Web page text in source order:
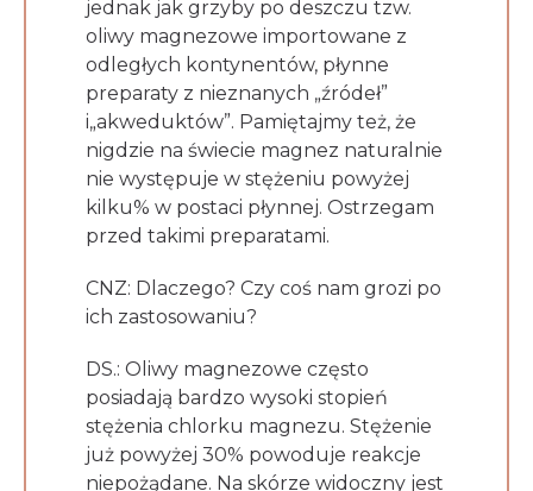
jednak jak grzyby po deszczu tzw.
oliwy magnezowe importowane z
odległych kontynentów, płynne
preparaty z nieznanych „źródeł”
i„akweduktów”. Pamiętajmy też, że
nigdzie na świecie magnez naturalnie
nie występuje w stężeniu powyżej
kilku% w postaci płynnej. Ostrzegam
przed takimi preparatami.
CNZ: Dlaczego? Czy coś nam grozi po
ich zastosowaniu?
DS.: Oliwy magnezowe często
posiadają bardzo wysoki stopień
stężenia chlorku magnezu. Stężenie
już powyżej 30% powoduje reakcje
niepożądane. Na skórze widoczny jest